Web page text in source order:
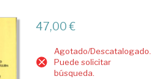
47,00 €
Agotado/Descatalogado.
Puede solicitar
búsqueda.